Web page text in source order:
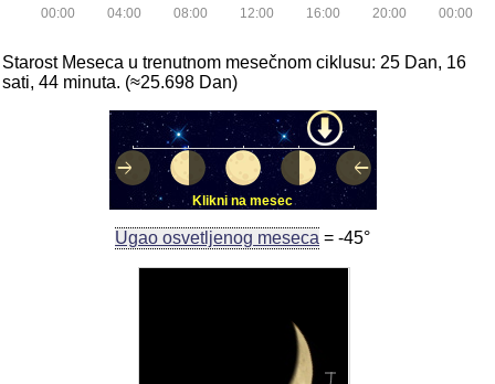
00:00
20:00
16:00
12:00
08:00
04:00
00:00
Starost Meseca u trenutnom mesečnom ciklusu: 25 Dan, 16
sati, 44 minuta. (≈25.698 Dan)
Klikni na mesec
Ugao osvetljenog meseca = -45°